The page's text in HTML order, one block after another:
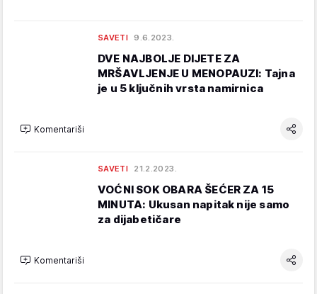
SAVETI 9.6.2023.
DVE NAJBOLJE DIJETE ZA
MRŠAVLJENJE U MENOPAUZI: Tajna
je u 5 ključnih vrsta namirnica
Komentariši
SAVETI 21.2.2023.
VOĆNI SOK OBARA ŠEĆER ZA 15
MINUTA: Ukusan napitak nije samo
za dijabetičare
Komentariši